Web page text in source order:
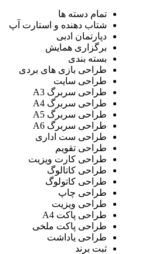
تمام دسته ها
شتاب دهنده و استارت آپ
دپارتمان ادبی
برگزاری همایش
بسته بندی
طراحی بازی های بردی
طراحی سایت
طراحی سربرگ A3
طراحی سربرگ A4
طراحی سربرگ A5
طراحی سربرگ A6
طراحی ست اداری
طراحی تقویم
طراحی کارت ویزیت
طراحی کاتالوگ
طراحی کاتولوگ
طراحی چاپ
طراحی ویزیت
طراحی پاکت A4
طراحی پاکت ملخی
طراحی یاداشت
ثبت برند